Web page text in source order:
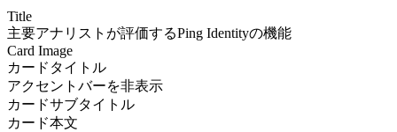
Title
主要アナリストが評価するPing Identityの機能
Card Image
カードタイトル
アクセントバーを非表示
カードサブタイトル
カード本文